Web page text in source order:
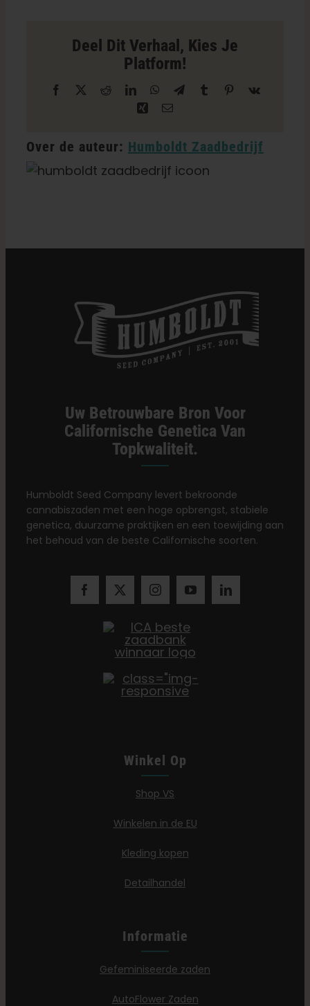
Minneapolis
Deel Dit Verhaal, Kies Je
Platform!
Facebook RedditLinkedInWhatsApp
TelegramTumblr Pinterest
Vk
Xing E-
Over de auteur: Humboldt Zaadbedrijf
Uw Betrouwbare Bron Voor
Californische Genetica Van
Topkwaliteit.
Humboldt Seed Company levert bekroonde
cannabiszaden met een hoge opbrengst, stabiele
genetica, duurzame praktijken en een toewijding aan
het behoud van de beste Californische soorten.
Winkel Op
Shop VS
Winkelen in de EU
Kleding kopen
Detailhandel
Informatie
Gefeminiseerde zaden
AutoFlower Zaden